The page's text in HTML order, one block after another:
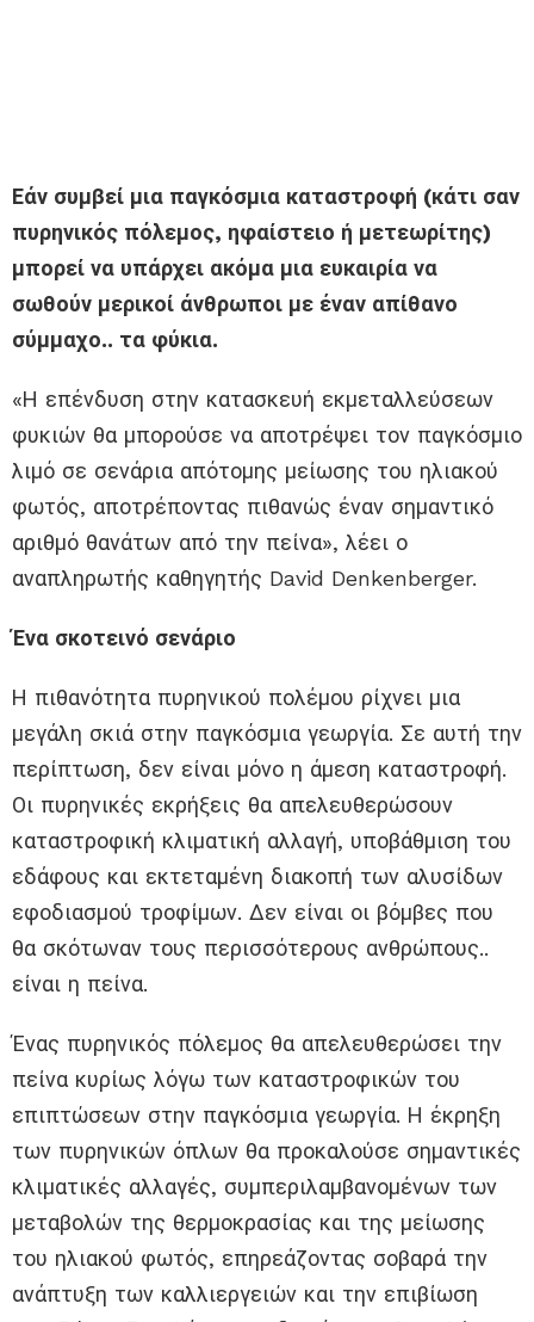
Εάν συμβεί μια παγκόσμια καταστροφή (κάτι σαν
πυρηνικός πόλεμος, ηφαίστειο ή μετεωρίτης)
μπορεί να υπάρχει ακόμα μια ευκαιρία να
σωθούν μερικοί άνθρωποι με έναν απίθανο
σύμμαχο.. τα φύκια.
«Η επένδυση στην κατασκευή εκμεταλλεύσεων
φυκιών θα μπορούσε να αποτρέψει τον παγκόσμιο
λιμό σε σενάρια απότομης μείωσης του ηλιακού
φωτός, αποτρέποντας πιθανώς έναν σημαντικό
αριθμό θανάτων από την πείνα», λέει ο
αναπληρωτής καθηγητής David Denkenberger.
Ένα σκοτεινό σενάριο
Η πιθανότητα πυρηνικού πολέμου ρίχνει μια
μεγάλη σκιά στην παγκόσμια γεωργία. Σε αυτή την
περίπτωση, δεν είναι μόνο η άμεση καταστροφή.
Οι πυρηνικές εκρήξεις θα απελευθερώσουν
καταστροφική κλιματική αλλαγή, υποβάθμιση του
εδάφους και εκτεταμένη διακοπή των αλυσίδων
εφοδιασμού τροφίμων. Δεν είναι οι βόμβες που
θα σκότωναν τους περισσότερους ανθρώπους..
είναι η πείνα.
Ένας πυρηνικός πόλεμος θα απελευθερώσει την
πείνα κυρίως λόγω των καταστροφικών του
επιπτώσεων στην παγκόσμια γεωργία. Η έκρηξη
των πυρηνικών όπλων θα προκαλούσε σημαντικές
κλιματικές αλλαγές, συμπεριλαμβανομένων των
μεταβολών της θερμοκρασίας και της μείωσης
του ηλιακού φωτός, επηρεάζοντας σοβαρά την
ανάπτυξη των καλλιεργειών και την επιβίωση